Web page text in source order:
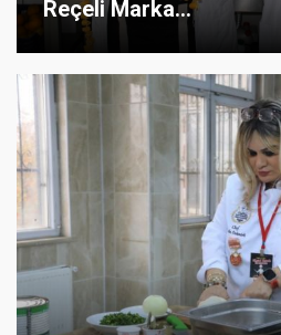
Reçeli Marka...